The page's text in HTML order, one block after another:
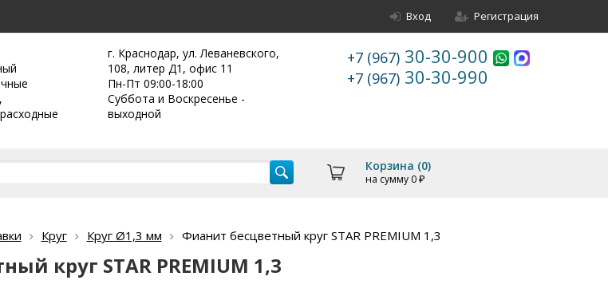
Вход Регистрация
г. Краснодар, ул. Леваневского,
108, литер Д1, офис 11
Пн-Пт 09:00-18:00
Суббота и Воскресенье -
выходной
+7 (967) 30-30-900
+7 (967) 30-30-990
Корзина (0)
на сумму 0 ₽
Круг Круг Ø1,3 мм Фианит бесцветный круг STAR PREMIUM 1,3
круг STAR PREMIUM 1,3